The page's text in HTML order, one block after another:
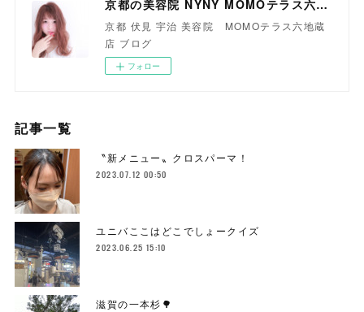
京都の美容院 NYNY MOMOテラス六地蔵店
京都 伏見 宇治 美容院 MOMOテラス六地蔵
店 ブログ
フォロー
記事一覧
〝新メニュー〟クロスパーマ！
2023.07.12 00:50
ユニバここはどこでしょークイズ
2023.06.25 15:10
滋賀の一本杉🌳